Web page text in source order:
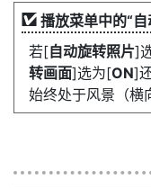
播放菜单中的“
若[自动旋转照片]
转画面]选为[ON]
始终处于风景（横